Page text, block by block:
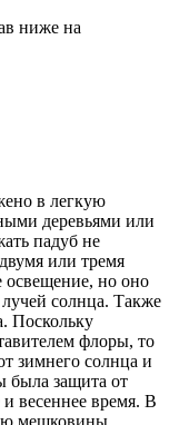
ниже на
в легкую
деревьями или
падуб не
или тремя
освещение, но оно
солнца. Также
Поскольку
флоры, то
зимнего солнца и
была защита от
весеннее время. В
мешковины